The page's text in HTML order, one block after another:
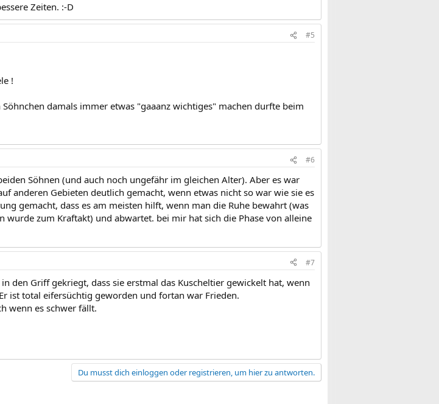
Zeiten. :-D
#5
!
damals immer etwas "gaaanz wichtiges" machen durfte beim
#6
Söhnen (und auch noch ungefähr im gleichen Alter). Aber es war
anderen Gebieten deutlich gemacht, wenn etwas nicht so war wie sie es
gemacht, dass es am meisten hilft, wenn man die Ruhe bewahrt (was
wurde zum Kraftakt) und abwartet. bei mir hat sich die Phase von alleine
#7
den Griff gekriegt, dass sie erstmal das Kuscheltier gewickelt hat, wenn
ist total eifersüchtig geworden und fortan war Frieden.
wenn es schwer fällt.
Du musst dich einloggen oder registrieren, um hier zu antworten.